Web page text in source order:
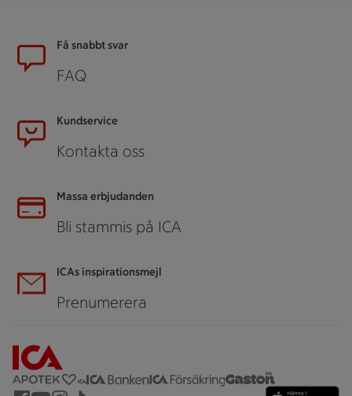
SidfotFå snabbt svar
FAQ
Kundservice
Kontakta oss
Massa erbjudanden
Bli stammis på ICA
ICAs inspirationsmejl
Prenumerera